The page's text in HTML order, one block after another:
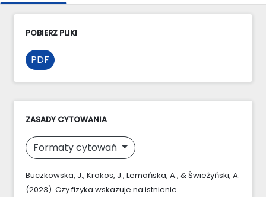
POBIERZ PLIKI
PDF
ZASADY CYTOWANIA
Formaty cytowań
Buczkowska, J., Krokos, J., Lemańska, A., & Świeżyński, A.
(2023). Czy fizyka wskazuje na istnienie